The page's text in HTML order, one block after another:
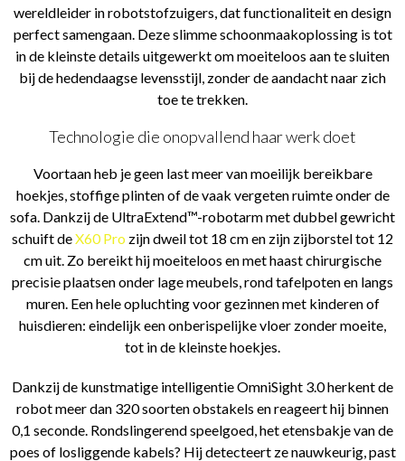
wereldleider in robotstofzuigers, dat functionaliteit en design
perfect samengaan. Deze slimme schoonmaakoplossing is tot
in de kleinste details uitgewerkt om moeiteloos aan te sluiten
bij de hedendaagse levensstijl, zonder de aandacht naar zich
toe te trekken.
Technologie die onopvallend haar werk doet
Voortaan heb je geen last meer van moeilijk bereikbare
hoekjes, stoffige plinten of de vaak vergeten ruimte onder de
sofa. Dankzij de UltraExtend™-robotarm met dubbel gewricht
schuift deX60 Pro zijn dweil tot 18 cm en zijn zijborstel tot 12
cm uit. Zo bereikt hij moeiteloos en met haast chirurgische
precisie plaatsen onder lage meubels, rond tafelpoten en langs
muren. Een hele opluchting voor gezinnen met kinderen of
huisdieren: eindelijk een onberispelijke vloer zonder moeite,
tot in de kleinste hoekjes.
Dankzij de kunstmatige intelligentie OmniSight 3.0 herkent de
robot meer dan 320 soorten obstakels en reageert hij binnen
0,1 seconde. Rondslingerend speelgoed, het etensbakje van de
poes of losliggende kabels? Hij detecteert ze nauwkeurig, past